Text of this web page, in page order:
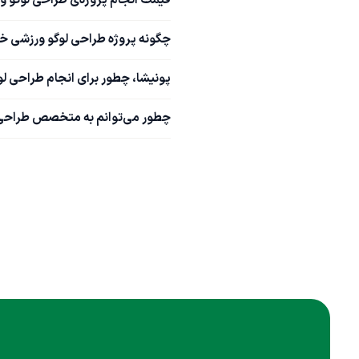
چگونه پروژه طراحی لوگو ورزشی
پونیشا، چطور برای انجام
چطور می‌توانم به متخصص طراحی